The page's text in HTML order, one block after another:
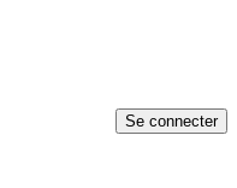
Se connecter